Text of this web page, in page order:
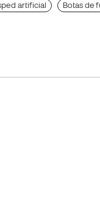
artificial Botas de